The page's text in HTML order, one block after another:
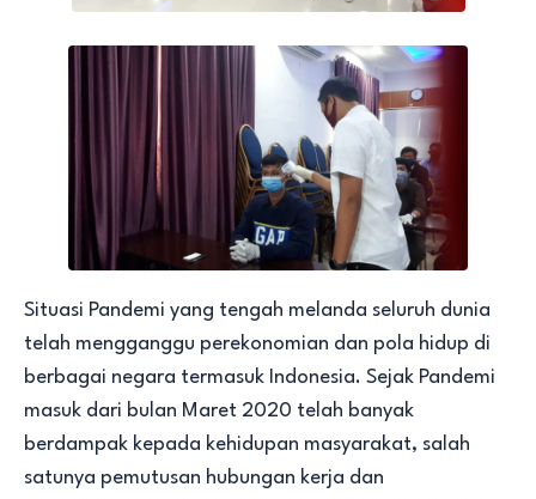
Situasi Pandemi yang tengah melanda seluruh dunia
telah mengganggu perekonomian dan pola hidup di
berbagai negara termasuk Indonesia. Sejak Pandemi
masuk dari bulan Maret 2020 telah banyak
berdampak kepada kehidupan masyarakat, salah
satunya pemutusan hubungan kerja dan